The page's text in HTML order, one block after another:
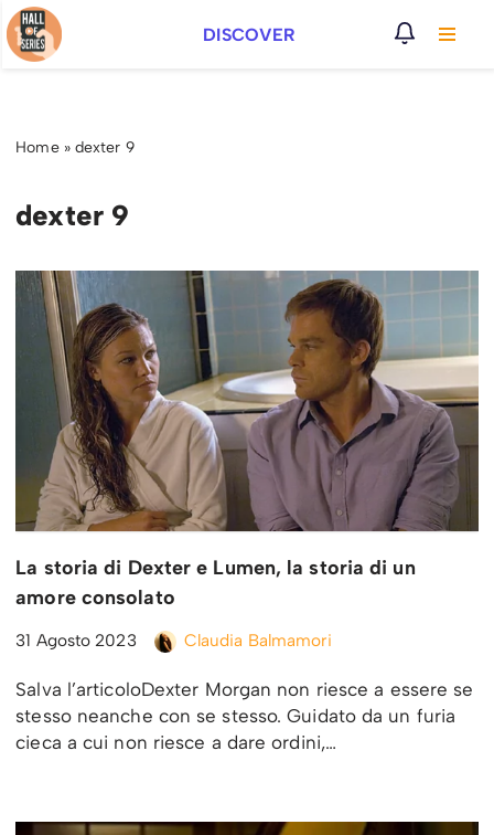
Vai
DISCOVER
Home» dexter 9
dexter 9
La storia di Dexter e Lumen, la storia di un
amore consolato
31 Agosto 2023 Claudia Balmamori
Salva l’articoloDexter Morgan non riesce a essere se
stesso neanche con se stesso. Guidato da un furia
cieca a cui non riesce a dare ordini,…